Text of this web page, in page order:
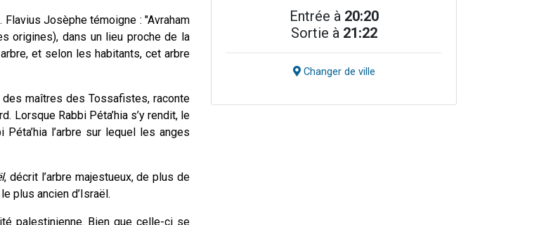
Josèphe témoigne : "Avraham
origines), dans un lieu proche de la
et selon les habitants, cet arbre
des maîtres des Tossafistes, raconte
Lorsque Rabbi Péta’hia s’y rendit, le
l’arbre sur lequel les anges
, décrit l’arbre majestueux, de plus de
plus ancien d’Israël.
palestinienne. Bien que celle-ci se
Entrée à 20:20
Sortie à 21:22
Changer de ville